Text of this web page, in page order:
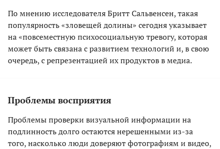
По мнению исследователя Бритт Сальвенсен, такая
популярность «зловещей долины» сегодня указывает
на «повсеместную психосоциальную тревогу, которая
может быть связана с развитием технологий и, в свою
очередь, с репрезентацией их продуктов в медиа.
Проблемы восприятия
Проблемы проверки визуальной информации на
подлинность долго остаются нерешенными из-за
того, насколько люди доверяют фотографиям и видео,